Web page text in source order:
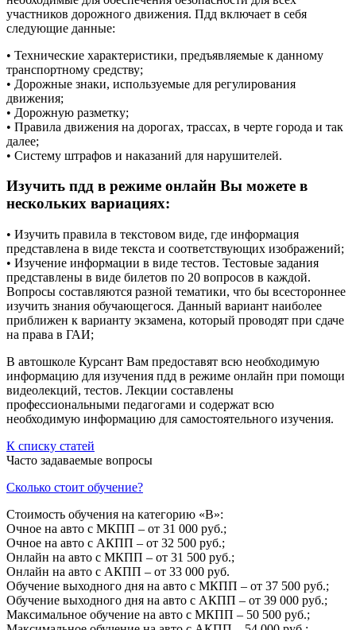
участников дорожного движения. Пдд включает в себя
следующие данные:
• Технические характеристики, предъявляемые к данному
транспортному средству;
• Дорожные знаки, используемые для регулирования
движения;
• Дорожную разметку;
• Правила движения на дорогах, трассах, в черте города и так
далее;
• Систему штрафов и наказаний для нарушителей.
Изучить пдд в режиме онлайн Вы можете в
нескольких вариациях:
• Изучить правила в текстовом виде, где информация
представлена в виде текста и соответствующих изображений;
• Изучение информации в виде тестов. Тестовые задания
представлены в виде билетов по 20 вопросов в каждой.
Вопросы составляются разной тематики, что бы всестороннее
изучить знания обучающегося. Данный вариант наиболее
приближен к варианту экзамена, который проводят при сдаче
на права в ГАИ;
В автошколе Курсант Вам предоставят всю необходимую
информацию для изучения пдд в режиме онлайн при помощи
видеолекций, тестов. Лекции составлены
профессиональными педагогами и содержат всю
необходимую информацию для самостоятельного изучения.
К списку статей
Часто задаваемые вопросы
Сколько стоит обучение?
Стоимость обучения на категорию «B»:
Очное на авто с МКПП – от 31 000 руб.;
Очное на авто с АКПП – от 32 500 руб.;
Онлайн на авто с МКПП – от 31 500 руб.;
Онлайн на авто с АКПП – от 33 000 руб.
Обучение выходного дня на авто с МКПП – от 37 500 руб.;
Обучение выходного дня на авто с АКПП – от 39 000 руб.;
Максимальное обучение на авто с МКПП – 50 500 руб.;